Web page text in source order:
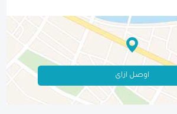
اوصل ازاى